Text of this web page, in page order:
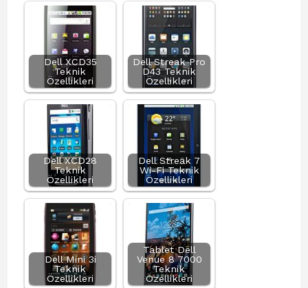
Dell XCD35
Teknik
Özellikleri
Dell Streak Pro
D43 Teknik
Özellikleri
Dell XCD28
Teknik
Özellikleri
Dell Streak 7
Wi-Fi Teknik
Özellikleri
Dell Mini 3i
Teknik
Özellikleri
Tablet Dell
Venue 8 7000
Teknik
Özellikleri